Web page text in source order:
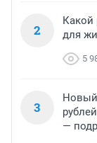
2
Какой
для
5
3
Новый
—